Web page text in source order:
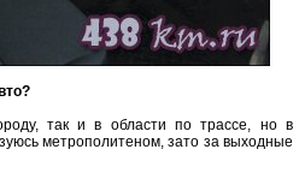
так и в области по трассе, но в
метрополитеном, зато за выходные